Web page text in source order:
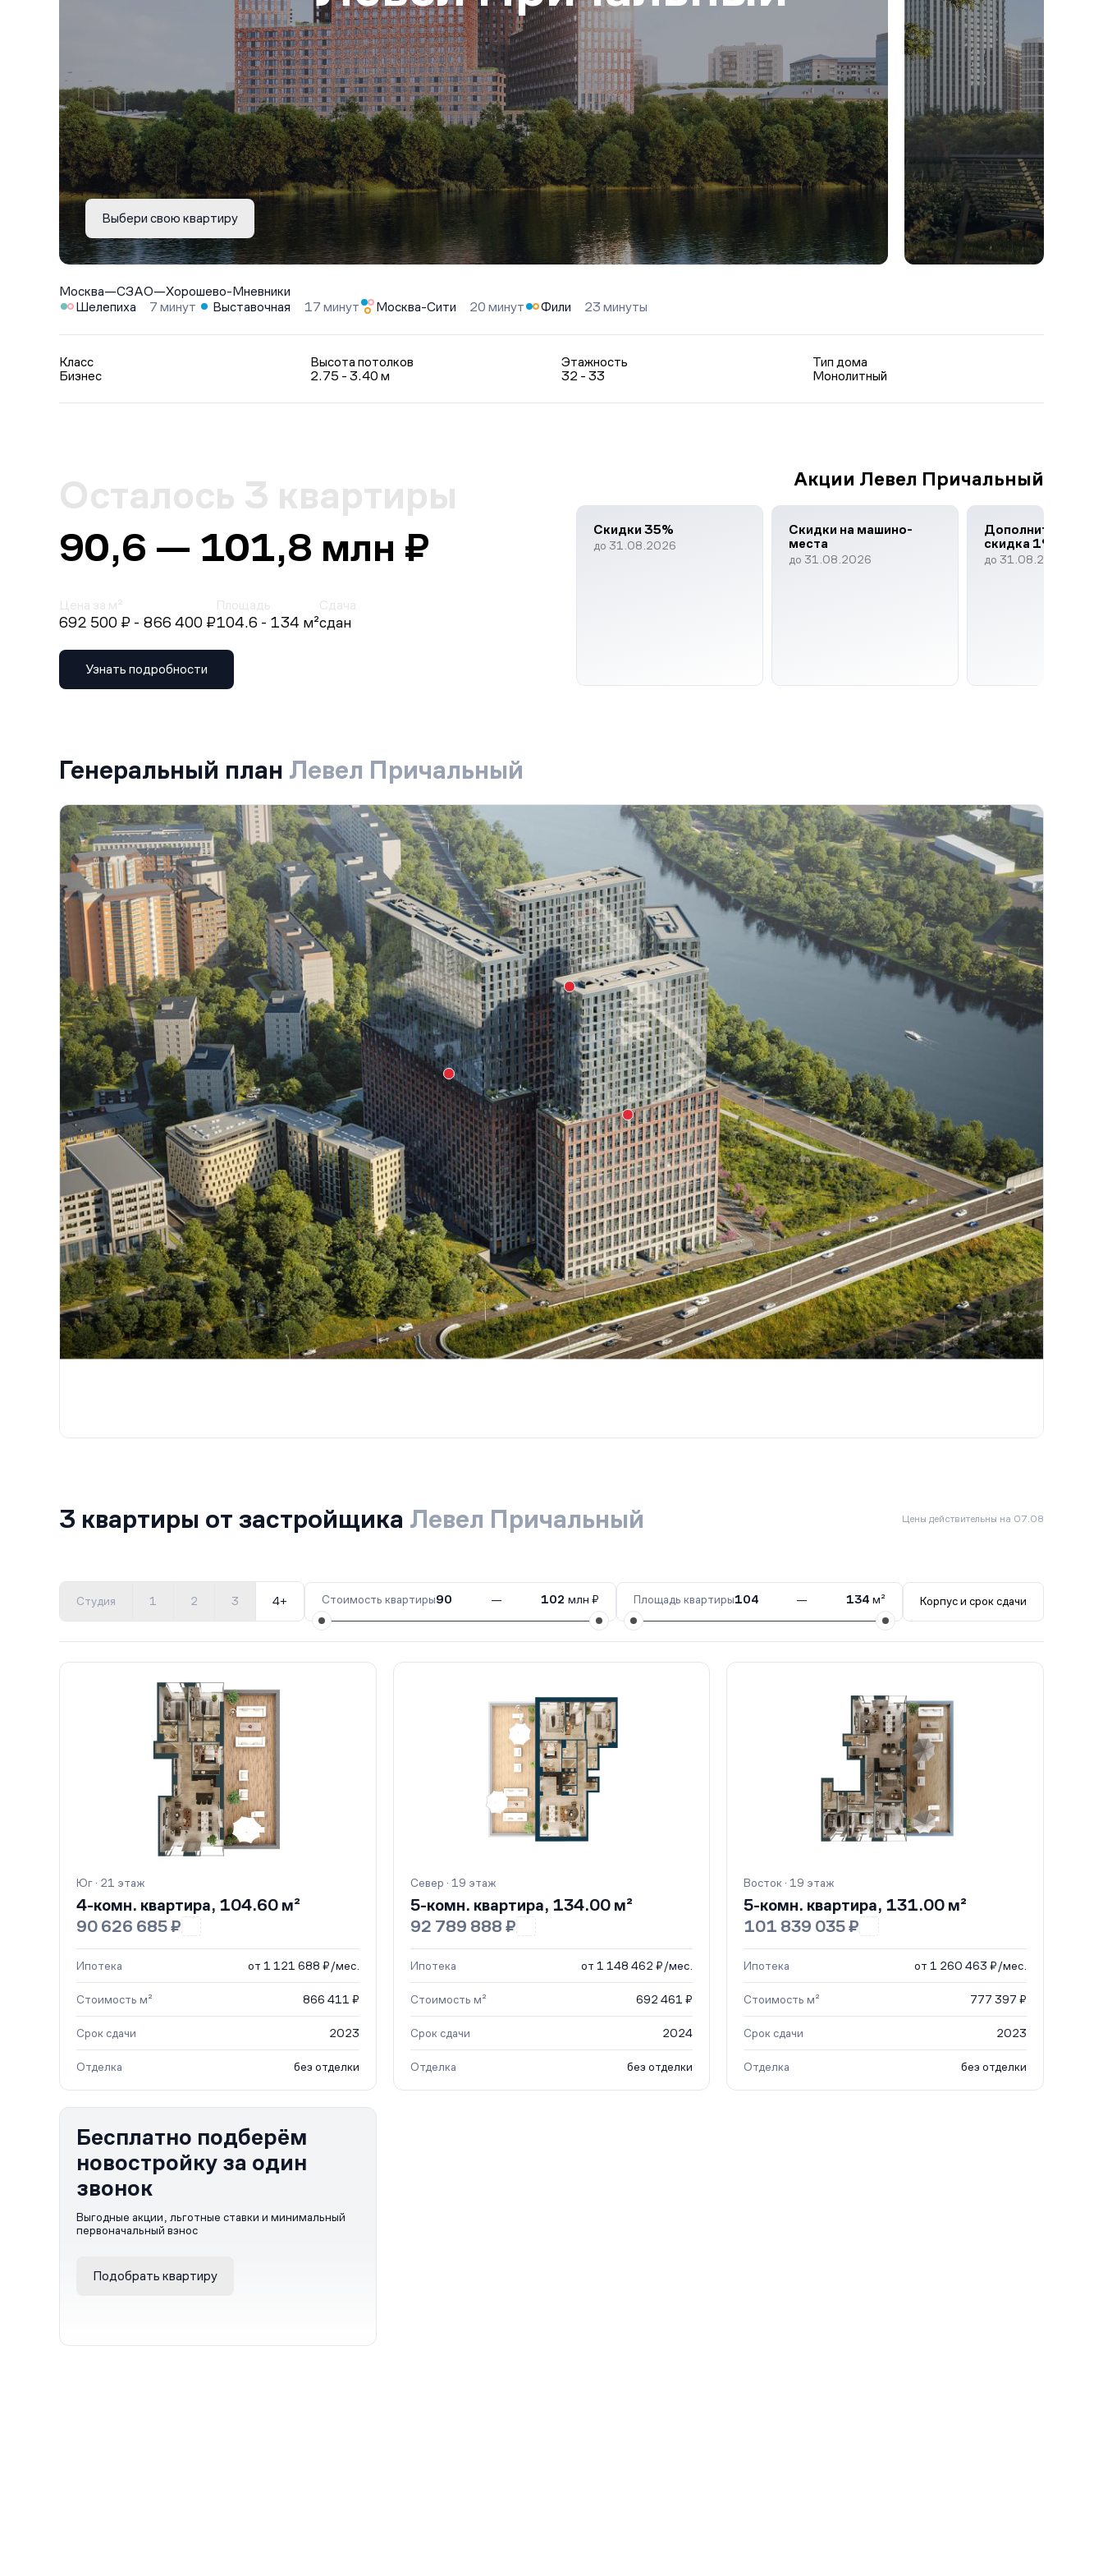
Выбери свою квартиру
Москва—СЗАО—Хорошево-Мневники
Шелепиха
7 минут Выставочная 17 минут Москва-Сити 20 минут Фили 23 минуты
Класс
Бизнес
Высота потолков
2.75 - 3.40 м
Этажность
32 - 33
Тип дома
Монолитный
Осталось 3 квартиры
90,6 — 101,8 млн ₽
Цена за м²
692 500 ₽ - 866 400 ₽
Площадь
104.6 - 134 м²
Сдача
сдан
Узнать подробности
Акции Левел Причальный
Скидки 35%
до 31.08.2026
Скидки на машино-
места
до 31.08.2026
Дополнительная
скидка 1%
до 31.08.2026
Генеральный план Левел Причальный
3 квартиры от застройщика Левел Причальный Цены действительны на 07.08
Студия 1 2 3 4+ Стоимость квартиры90 — 102 млн ₽ Площадь квартиры104 — 134 м² Корпус и срок сдачи
Все корпуса Юг Сдан Север 1 кв.Сдан Восток
Юг · 21 этаж
4-комн. квартира, 104.60 м²
90 626 685 ₽
Ипотека от 1 121 688 ₽/мес.
Стоимость м² 866 411 ₽
Срок сдачи 2023
Отделка без отделки
Север · 19 этаж
5-комн. квартира, 134.00 м²
92 789 888 ₽
Ипотека от 1 148 462 ₽/мес.
Стоимость м² 692 461 ₽
Срок сдачи 2024
Отделка без отделки
Восток · 19 этаж
5-комн. квартира, 131.00 м²
101 839 035 ₽
Ипотека от 1 260 463 ₽/мес.
Стоимость м² 777 397 ₽
Срок сдачи 2023
Отделка без отделки
Бесплатно подберём
новостройку за один
звонок
Выгодные акции, льготные ставки и минимальный
первоначальный взнос
Подобрать квартиру